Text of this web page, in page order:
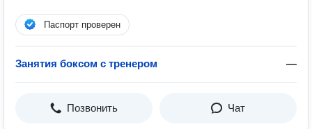
Паспорт проверен
Занятия боксом с тренером —
Позвонить Чат